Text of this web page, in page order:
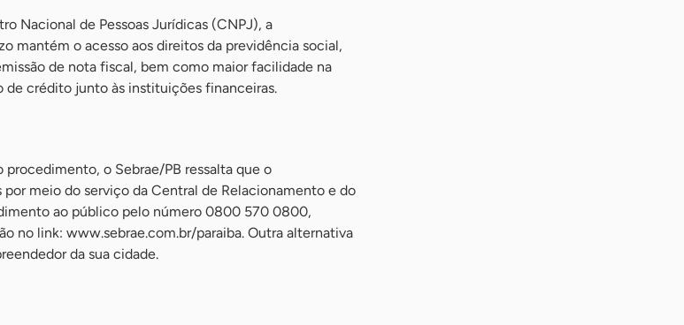
Nacional de Pessoas Jurídicas (CNPJ), a
mantém o acesso aos direitos da previdência social,
de nota fiscal, bem como maior facilidade na
de crédito junto às instituições financeiras.
o Sebrae/PB ressalta que o
meio do serviço da Central de Relacionamento e do
ao público pelo número 0800 570 0800,
no link: www.sebrae.com.br/paraiba. Outra alternativa
da sua cidade.